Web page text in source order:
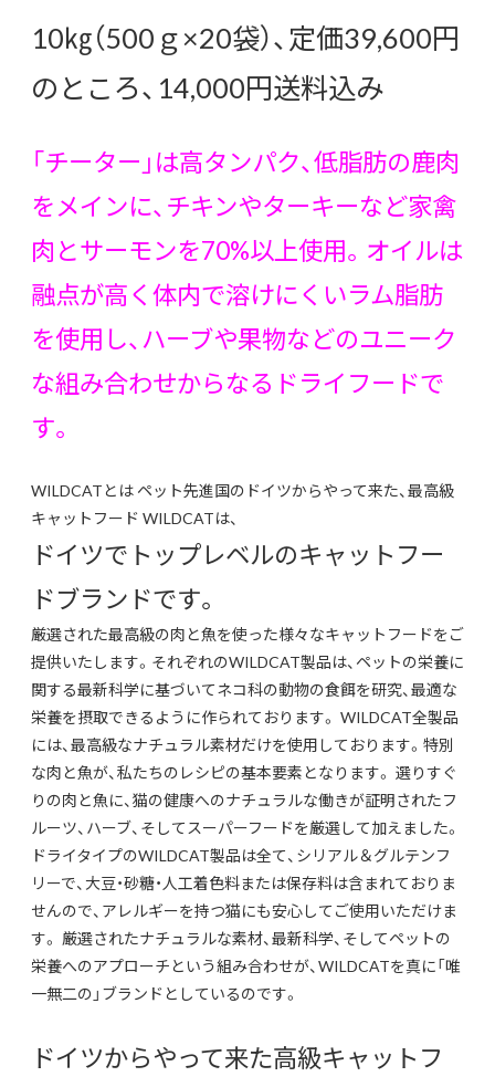
10㎏（500ｇ×20袋）、定価39,600円
のところ、14,000円送料込み
「チーター」は高タンパク、低脂肪の鹿肉
をメインに、チキンやターキーなど家禽
肉とサーモンを70%以上使用。オイルは
融点が高く体内で溶けにくいラム脂肪
を使用し、ハーブや果物などのユニーク
な組み合わせからなるドライフードで
す。
WILDCATとは ペット先進国のドイツからやって来た、最高級
キャットフード WILDCATは、
ドイツでトップレベルのキャットフー
ドブランドです。
厳選された最高級の肉と魚を使った様々なキャットフードをご
提供いたします。それぞれのWILDCAT製品は、ペットの栄養に
関する最新科学に基づいてネコ科の動物の食餌を研究、最適な
栄養を摂取できるように作られております。 WILDCAT全製品
には、最高級なナチュラル素材だけを使用しております。特別
な肉と魚が、私たちのレシピの基本要素となります。 選りすぐ
りの肉と魚に、猫の健康へのナチュラルな働きが証明されたフ
ルーツ、ハーブ、そしてスーパーフードを厳選して加えました。
ドライタイプのWILDCAT製品は全て、シリアル＆グルテンフ
リーで、大豆・砂糖・人工着色料または保存料は含まれておりま
せんので、アレルギーを持つ猫にも安心してご使用いただけま
す。 厳選されたナチュラルな素材、最新科学、そしてペットの
栄養へのアプローチという組み合わせが、WILDCATを真に「唯
一無二の」ブランドとしているのです。
ドイツからやって来た高級キャットフ